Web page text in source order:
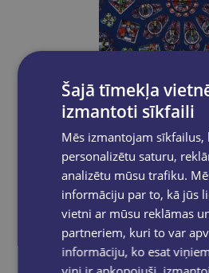
TOMASS E.
JAUNĀKAIS,
€21.95
Šajā tīmekļa
izmantoti sīkfaili
Mēs izmantojam sīkfailus,
personalizētu saturu,
analizētu mūsu trafiku.
informāciju par to, kā jūs
vietni ar mūsu reklāmas
partneriem, kuri to var
informāciju, ko esat